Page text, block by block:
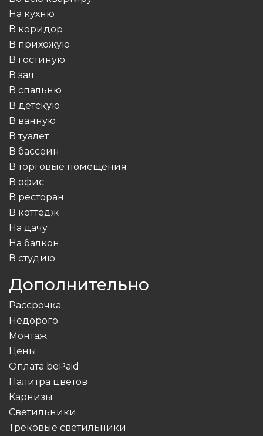
На кухню
В коридор
В прихожую
В гостиную
В зал
В спальню
В детскую
В ванную
В туалет
В бассеин
В торговые помещения
В офис
В ресторан
В коттедж
На дачу
На балкон
В студию
Дополнительно
Рассрочка
Недорого
Монтаж
Цены
Оплата bePaid
Палитра цветов
Карнизы
Светильники
Трековые светильники